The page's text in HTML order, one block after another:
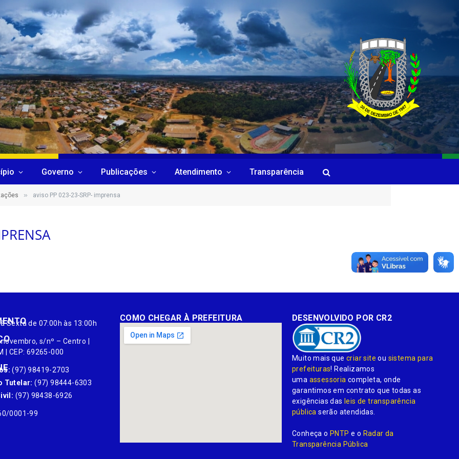
Governo Publicações Atendimento Transparência
» aviso PP 023-23-SRP- imprensa
Sexta de 07:00h às 13:00h
s/nº – Centro |
| CEP: 69265-000
(97) 98419-2703
Tutelar: (97) 98444-6303
(97) 98438-6926
0001-99
COMO CHEGAR À PREFEITURA DESENVOLVIDO POR CR2
Muito mais quecriar site ou sistema para
prefeituras! Realizamos
uma assessoria completa, onde
garantimos em contrato que todas as
exigências dasleis de transparência
pública serão atendidas.
Conheça oPNTP e o Radar da
Transparência Pública